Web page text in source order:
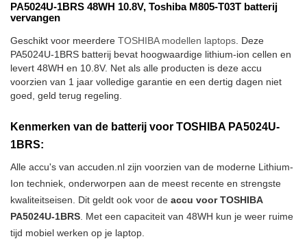
PA5024U-1BRS 48WH 10.8V, Toshiba M805-T03T batterij
vervangen
Geschikt voor meerdere TOSHIBA modellen laptops . Deze
PA5024U-1BRS batterij bevat hoogwaardige lithium-ion cellen en
levert 48WH en 10.8V. Net als alle producten is deze accu
voorzien van 1 jaar volledige garantie en een dertig dagen niet
goed, geld terug regeling.
Kenmerken van de batterij voor TOSHIBA PA5024U-
1BRS:
Alle accu's van accuden.nl zijn voorzien van de moderne Lithium-
Ion techniek, onderworpen aan de meest recente en strengste
kwaliteitseisen. Dit geldt ook voor de accu voor TOSHIBA
PA5024U-1BRS . Met een capaciteit van 48WH kun je weer ruime
tijd mobiel werken op je laptop.